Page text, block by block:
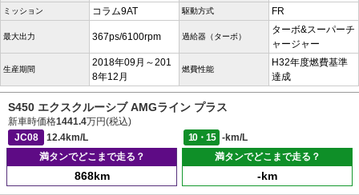
ミッション コラム9AT 駆動方式 FR
最大出力 367ps/6100rpm 過給器（ターボ）
ターボ&スーパーチ
ャージャー
生産期間
2018年09月～201
8年12月
燃費性能
H32年度燃費基準
達成
S450 エクスクルーシブ AMGライン プラス
新車時価格1441.4万円(税込)
JC08
12.4km/L 10・15
-km/L
満タンでどこまで走る？
868km
満タンでどこまで走る？
-km